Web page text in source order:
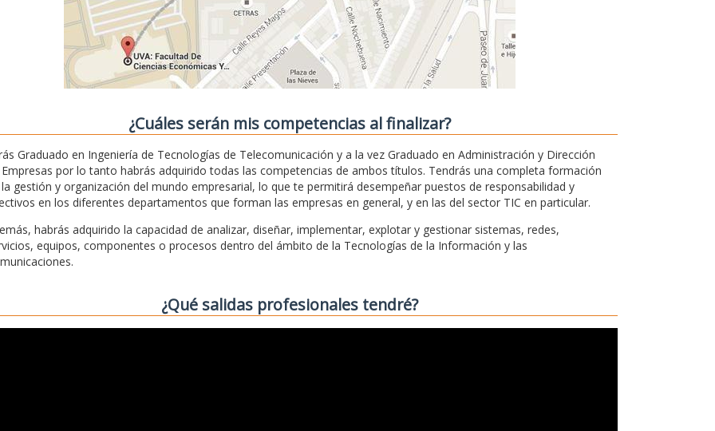
¿Cuáles serán mis competencias al finalizar?
Graduado en Ingeniería de Tecnologías de Telecomunicación y a la vez Graduado en Administración y Dirección
por lo tanto habrás adquirido todas las competencias de ambos títulos. Tendrás una completa formación
gestión y organización del mundo empresarial, lo que te permitirá desempeñar puestos de responsabilidad y
en los diferentes departamentos que forman las empresas en general, y en las del sector TIC en particular.
habrás adquirido la capacidad de analizar, diseñar, implementar, explotar y gestionar sistemas, redes,
equipos, componentes o procesos dentro del ámbito de la Tecnologías de la Información y las
¿Qué salidas profesionales tendré?